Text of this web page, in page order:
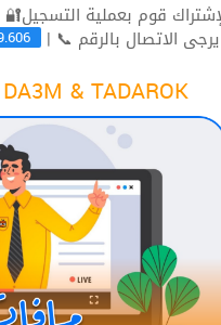
الاتصال بالرقم 📞 |
& TADAROK